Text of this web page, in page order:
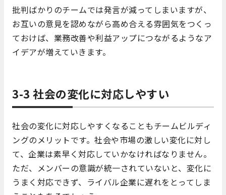
批判ばかりのチームでは発言が減ってしまいますが、
お互いの意見を認めながら高め合える雰囲気をつくっ
ておけば、業務改善や利益アップにつながるようなア
イデアが増えていきます。
3-3 社会の変化に対応しやすい
社会の変化に対応しやすくなることもチームビルディ
ングのメリットです。社会や市場の激しい変化に対し
て、企業は素早く対応していかなければなりません。
ただ、メンバーの意識が統一されていないと、変化に
うまく対応できず、ライバル企業に遅れをとってしま